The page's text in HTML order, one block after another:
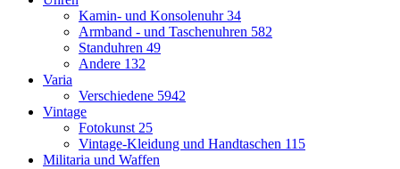
Kamin- und Konsolenuhr34
Armband - und Taschenuhren 582
Standuhren 49
Andere 132
Varia
Verschiedene 5942
Vintage
Fotokunst 25
Vintage-Kleidung und Handtaschen 115
Militaria und Waffen